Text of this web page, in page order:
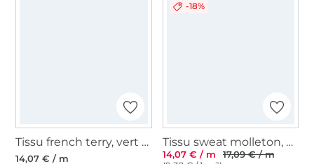
Tissu french terry, vert foncé
14,07 € / m
-18%
Tissu sweat molleton, bleu clair
14,07 € / m
17,09 € / m